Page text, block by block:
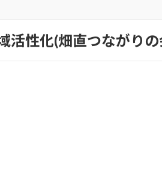
活性化(畑直つながりの